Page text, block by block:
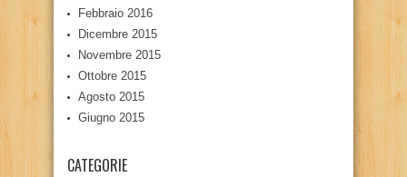
Febbraio 2016
Dicembre 2015
Novembre 2015
Ottobre 2015
Agosto 2015
Giugno 2015
CATEGORIE